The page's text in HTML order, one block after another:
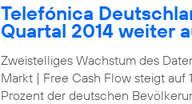
Telefónica
Quartal 2014 weiter
Zweistelliges Wachstum des
Markt | Free Cash Flow steigt auf
Prozent der deutschen